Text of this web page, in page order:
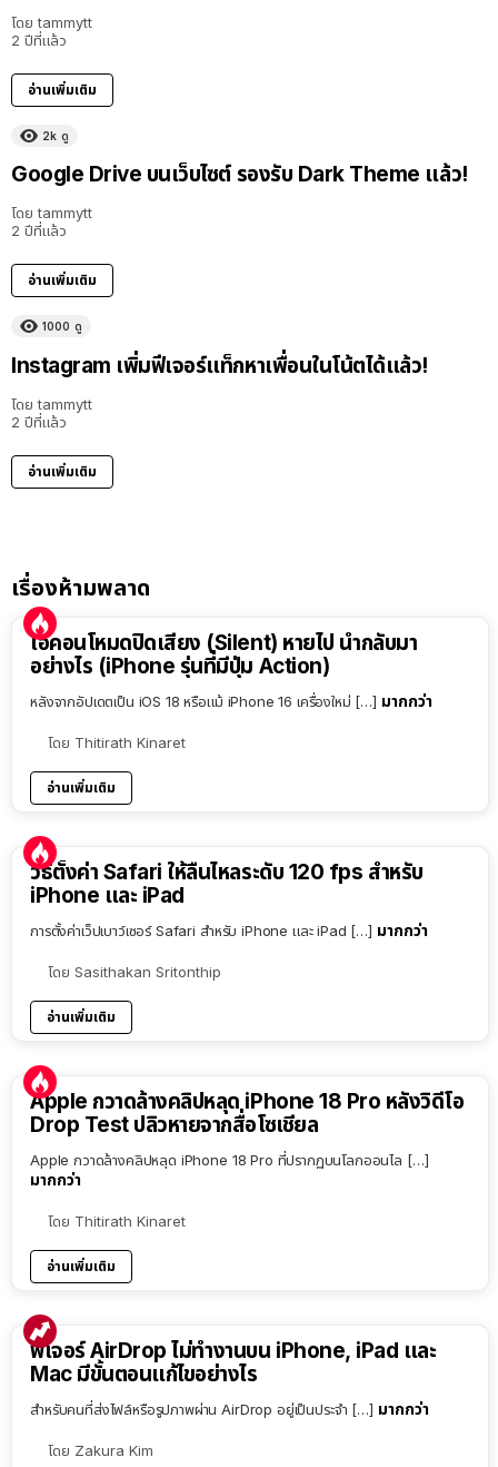
โดย tammytt
2 ปีที่แล้ว
อ่านเพิ่มเติม
2k ดู
Google Drive บนเว็บไซต์ รองรับ Dark Theme แล้ว!
โดย tammytt
2 ปีที่แล้ว
อ่านเพิ่มเติม
1000 ดู
Instagram เพิ่มฟีเจอร์แท็กหาเพื่อนในโน้ตได้แล้ว!
โดย tammytt
2 ปีที่แล้ว
อ่านเพิ่มเติม
เรื่องห้ามพลาด
ไอคอนโหมดปิดเสียง (Silent) หายไป นำกลับมา
อย่างไร (iPhone รุ่นที่มีปุ่ม Action)
หลังจากอัปเดตเป็น iOS 18 หรือแม้ iPhone 16 เครื่องใหม่ […] มากกว่า
โดย Thitirath Kinaret
อ่านเพิ่มเติม
วิธีตั้งค่า Safari ให้ลื่นไหลระดับ 120 fps สำหรับ
iPhone และ iPad
การตั้งค่าเว็ปเบาว์เซอร์ Safari สำหรับ iPhone และ iPad […] มากกว่า
โดย Sasithakan Sritonthip
อ่านเพิ่มเติม
Apple กวาดล้างคลิปหลุด iPhone 18 Pro หลังวิดีโอ
Drop Test ปลิวหายจากสื่อโซเชียล
Apple กวาดล้างคลิปหลุด iPhone 18 Pro ที่ปรากฏบนโลกออนไล […]
มากกว่า
โดย Thitirath Kinaret
อ่านเพิ่มเติม
ฟีเจอร์ AirDrop ไม่ทำงานบน iPhone, iPad และ
Mac มีขั้นตอนแก้ไขอย่างไร
สำหรับคนที่ส่งไฟล์หรือรูปภาพผ่าน AirDrop อยู่เป็นประจำ […] มากกว่า
โดย Zakura Kim